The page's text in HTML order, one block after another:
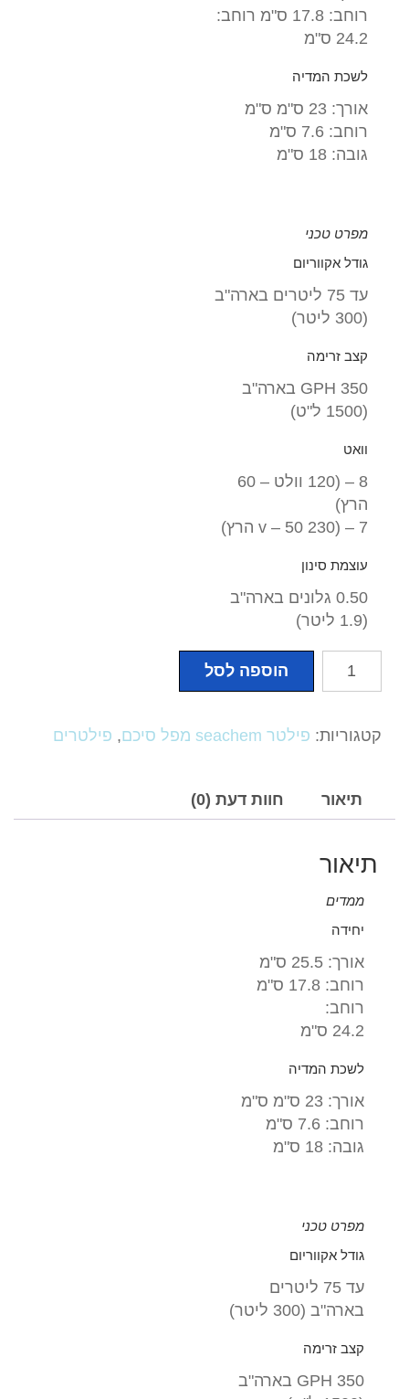
רוחב: 17.8 ס"מ רוחב:
24.2 ס"מ
לשכת המדיה
אורך: 23 ס"מ ס"מ
רוחב: 7.6 ס"מ
גובה: 18 ס"מ
מפרט טכני
גודל אקווריום
עד 75 ליטרים בארה"ב
(300 ליטר)
קצב זרימה
350 GPH בארה"ב
(1500 ל"ט)
וואט
8 – (120 וולט – 60
הרץ)
7 – (230 v – 50 הרץ)
עוצמת סינון
0.50 גלונים בארה"ב
(1.9 ליטר)
tidal-
פילטר
סיכם
הוספה לסל
קטגוריות: פילטר seachem מפל סיכם , פילטרים
תיאור חוות דעת (0)
תיאור
ממדים
יחידה
אורך: 25.5 ס"מ
רוחב: 17.8 ס"מ
רוחב:
24.2 ס"מ
לשכת המדיה
אורך: 23 ס"מ ס"מ
רוחב: 7.6 ס"מ
גובה: 18 ס"מ
מפרט טכני
גודל אקווריום
עד 75 ליטרים
בארה"ב (300 ליטר)
קצב זרימה
350 GPH בארה"ב